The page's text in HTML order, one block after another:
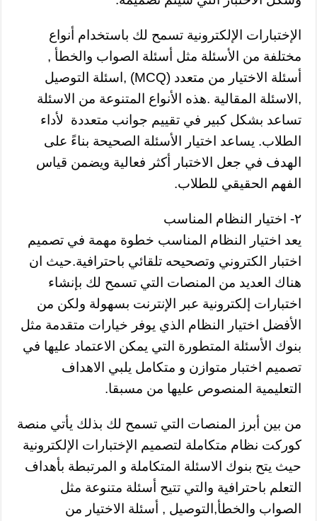
الإختبارات الإلكترونية تسمح لك باستخدام أنواع
مختلفة من الأسئلة مثل أسئلة الصواب والخطأ ,
أسئلة الاختيار من متعدد (MCQ) ,اسئلة التوصيل
,الاسئلة المقالية .هذه الأنواع المتنوعة من الاسئلة
تساعد بشكل كبير في تقييم جوانب متعددة لأداء
الطلاب. يساعد اختيار الأسئلة الصحيحة بناءً على
الهدف في جعل الاختبار أكثر فعالية ويضمن قياس
الفهم الحقيقي للطلاب.
٢- اختيار النظام المناسب
يعد اختيار النظام المناسب خطوة مهمة في تصميم
اختبار الكتروني وتصحيحه تلقائي باحترافية.حيث ان
هناك العديد من المنصات التي تسمح لك بإنشاء
اختبارات إلكترونية عبر الإنترنت بسهولة ولكن من
الأفضل اختيار النظام الذي يوفر خيارات متقدمة مثل
بنوك الأسئلة المتطورة التي يمكن الاعتماد عليها في
تصميم اختبار متوازن و متكامل يلبي الاهداف
التعليمية المنصوص عليها من مسبقا.
من بين أبرز المنصات التي تسمح لك بذلك يأتي منصة
كوركت نظام متكاملة لتصميم الإختبارات الإلكترونية
حيث يتح بنوك الاسئلة المتكاملة و المرتبطة بأهداف
التعلم باحترافية والتي تتيح أسئلة متنوعة مثل
الصواب والخطأ,التوصيل , أسئلة الاختيار من